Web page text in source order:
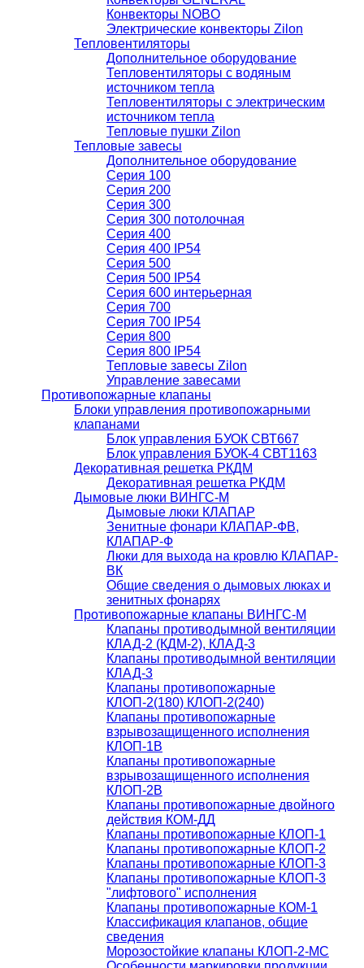
Конвекторы NOBO
Электрические конвекторы Zilon
Тепловентиляторы
Дополнительное оборудование
Тепловентиляторы с водяным
источником тепла
Тепловентиляторы с электрическим
источником тепла
Тепловые пушки Zilon
Тепловые завесы
Дополнительное оборудование
Серия 100
Серия 200
Серия 300
Серия 300 потолочная
Серия 400
Серия 400 IP54
Серия 500
Серия 500 IP54
Серия 600 интерьерная
Серия 700
Серия 700 IP54
Серия 800
Серия 800 IP54
Тепловые завесы Zilon
Управление завесами
Противопожарные клапаны
Блоки управления противопожарными
клапанами
Блок управления БУОК СВТ667
Блок управления БУОК-4 СВТ1163
Декоративная решетка РКДМ
Декоративная решетка РКДМ
Дымовые люки ВИНГС-М
Дымовые люки КЛАПАР
Зенитные фонари КЛАПАР-ФВ,
КЛАПАР-Ф
Люки для выхода на кровлю КЛАПАР-
ВК
Общие сведения о дымовых люках и
зенитных фонарях
Противопожарные клапаны ВИНГС-М
Клапаны противодымной вентиляции
КЛАД-2 (КДМ-2), КЛАД-3
Клапаны противодымной вентиляции
КЛАД-3
Клапаны противопожарные
КЛОП-2(180) КЛОП-2(240)
Клапаны противопожарные
взрывозащищенного исполнения
КЛОП-1В
Клапаны противопожарные
взрывозащищенного исполнения
КЛОП-2В
Клапаны противопожарные двойного
действия КОМ-ДД
Клапаны противопожарные КЛОП-1
Клапаны противопожарные КЛОП-2
Клапаны противопожарные КЛОП-3
Клапаны противопожарные КЛОП-3
"лифтового" исполнения
Клапаны противопожарные КОМ-1
Классификация клапанов, общие
сведения
Морозостойкие клапаны КЛОП-2-МС